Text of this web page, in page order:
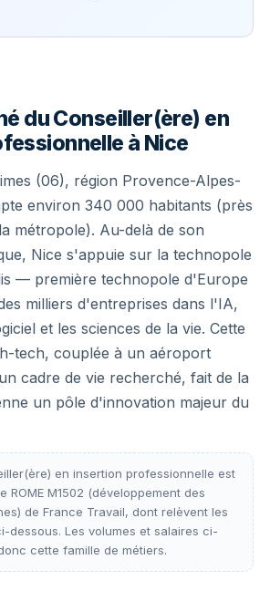
du Conseiller(ère) en
à Nice
(06), région Provence-Alpes-
environ 340 000 habitants (près
métropole). Au-delà de son
Nice s'appuie sur la technopole
— première technopole d'Europe
milliers d'entreprises dans l'IA,
et les sciences de la vie. Cette
tech, couplée à un aéroport
cadre de vie recherché, fait de la
un pôle d'innovation majeur du
en insertion professionnelle est
ROME M1502 (développement des
de France Travail, dont relèvent les
dessous. Les volumes et salaires ci-
cette famille de métiers.